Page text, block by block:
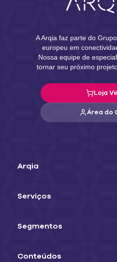
A Arqia faz parte do Grupo
europeu em
Nossa equipe de
tornar seu próximo
Loja
Área do
Arqia
Serviços
Segmentos
Conteúdos